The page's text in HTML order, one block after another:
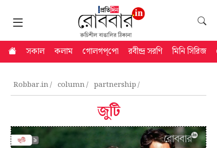
সকাল কলাম গোলগপ্‌পো রবীন্দ্র সরণি মিনি সিরিজ
Robbar.in column partnership
জুটি